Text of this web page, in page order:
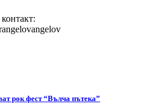
рок фест “Вълча пътека”